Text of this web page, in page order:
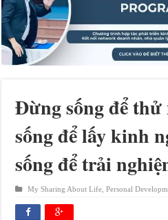
Đừng sống để
sống để lấy kinh
sống để trải
My Sharing About Life ,Personal